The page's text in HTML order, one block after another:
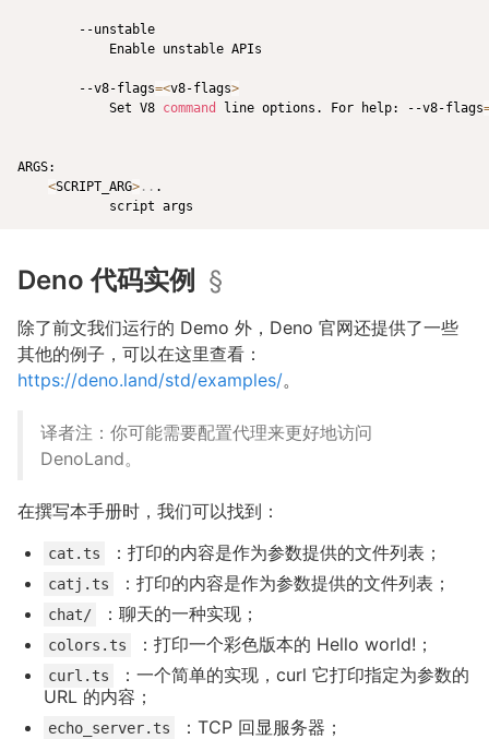
        --unstable
            Enable unstable APIs
        --v8-flags
=<v8-flags>
            Set V8
command line options. For help: --v8-flags
ARGS:
<SCRIPT_ARG> .. .
Deno 代码实例 §
除了前文我们运行的 Demo 外，Deno 官网还提供了一些
其他的例子，可以在这里查看：
https://deno.land/std/examples/。
译者注：你可能需要配置代理来更好地访问
DenoLand。
在撰写本手册时，我们可以找到：
cat.ts ：打印的内容是作为参数提供的文件列表；
catj.ts ：打印的内容是作为参数提供的文件列表；
chat/ ：聊天的一种实现；
colors.ts ：打印一个彩色版本的 Hello world!；
curl.ts
：一个简单的实现，curl 它打印指定为参数的
URL 的内容；
echo_server.ts ：TCP 回显服务器；